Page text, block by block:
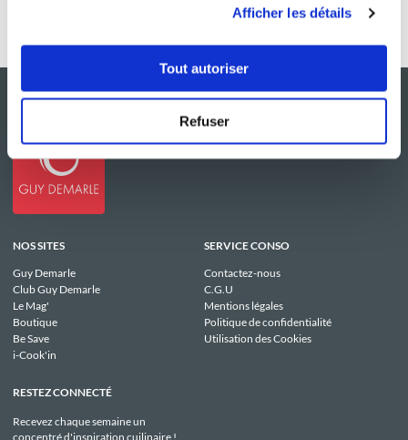
Afficher les détails
Tout autoriser
Refuser
NOS SITES
Guy Demarle
Club Guy Demarle
Le Mag'
Boutique
Be Save
i-Cook'in
SERVICE CONSO
Contactez-nous
C.G.U
Mentions légales
Politique de confidentialité
Utilisation des Cookies
RESTEZ CONNECTÉ
Recevez chaque semaine un
concentré d'inspiration cuilinaire !